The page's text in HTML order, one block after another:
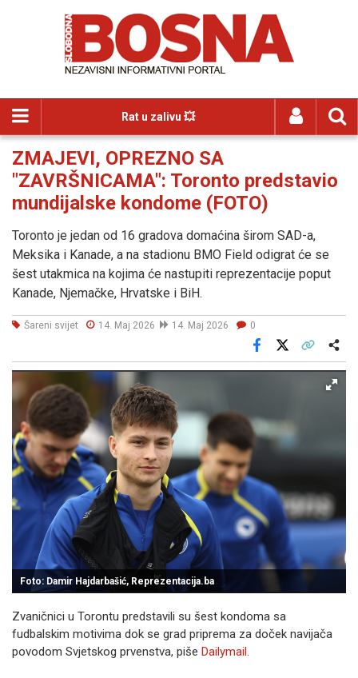
Rat u zalivu 💥
ZMAJEVI, OPREZNO SA
"ZAVRŠNICAMA": Toronto predstavio
mundijalske kondome (FOTO)
Toronto je jedan od 16 gradova domaćina širom SAD-a,
Meksika i Kanade, a na stadionu BMO Field odigrat će se
šest utakmica na kojima će nastupiti reprezentacije poput
Kanade, Njemačke, Hrvatske i BiH.
Šareni svijet 14. Maj 2026 14. Maj 2026 0
Facebook
Foto: Damir Hajdarbašić, Reprezentacija.ba
Zvaničnici u Torontu predstavili su šest kondoma sa
fudbalskim motivima dok se grad priprema za doček navijača
povodom Svjetskog prvenstva, piše Dailymail.